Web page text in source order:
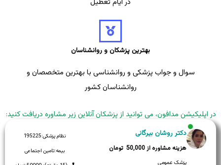
در ایام تعطیل
بهترین پزشکان و روانشناسان
سوال و جواب پزشکی و روانشناسی با بهترین متخصصان و
روانشناسان کشور
در اپلیکیشن مدافون، می توانید از پزشکان آنلاین زیر مشاوره دریافت کنید:
نظام پزشکی:195225
بیمه:تامین اجتماعی
دکتر روشان بیرگانی
50,000
پزشک عمومی